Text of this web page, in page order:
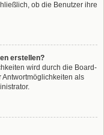
ob die Benutzer ihre
erstellen?
wird durch die Board-
Antwortmöglichkeiten als